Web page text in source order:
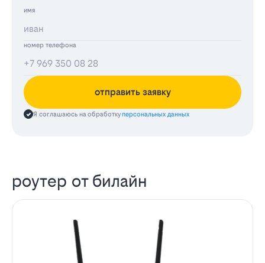
имя
номер телефона
отправить заявку
Я соглашаюсь на обработкуперсональных данных
роутер от билайн